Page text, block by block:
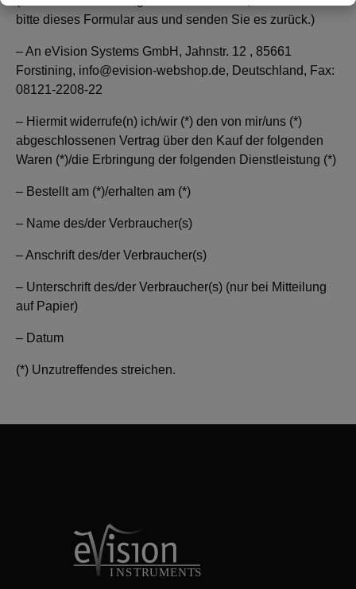
bitte dieses Formular aus und senden Sie es zurück.)
– An eVision Systems GmbH, Jahnstr. 12 , 85661
Forstining, info@evision-webshop.de, Deutschland, Fax:
08121-2208-22
– Hiermit widerrufe(n) ich/wir (*) den von mir/uns (*)
abgeschlossenen Vertrag über den Kauf der folgenden
Waren (*)/die Erbringung der folgenden Dienstleistung (*)
– Bestellt am (*)/erhalten am (*)
– Name des/der Verbraucher(s)
– Anschrift des/der Verbraucher(s)
– Unterschrift des/der Verbraucher(s) (nur bei Mitteilung
auf Papier)
– Datum
(*) Unzutreffendes streichen.